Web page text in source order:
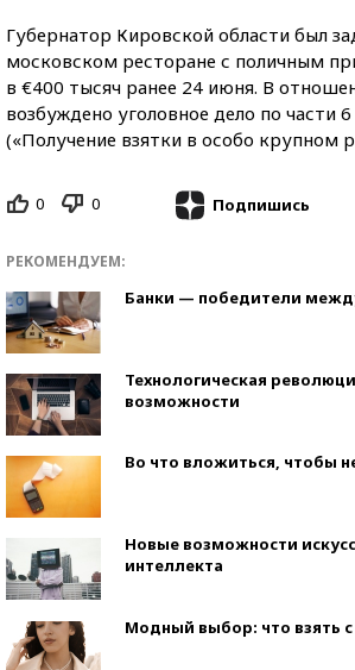
Губернатор Кировской области был
московском ресторане с поличным
в €400 тысяч ранее 24 июня. В
возбуждено уголовное дело по части
(«Получение взятки в особо крупном
0 0 Подпишись
РЕКОМЕНДУЕМ:
Банки — победители
Технологическая
возможности
Во что вложиться, чтобы
Новые возможности
интеллекта
Модный выбор: что взять с